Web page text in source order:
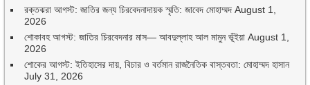
রক্তঝরা আগস্ট: জাতির জন্য চিরবেদনাদায়ক স্মৃতি: জাবেদ মোহাম্মদ August 1,
2026
শোকাবহ আগস্ট: জাতির চিরবেদনার মাস— আবদুল্লাহ আল মামুন ভূঁইয়া August 1,
2026
শোকের আগস্ট: ইতিহাসের দায়, বিচার ও বর্তমান রাজনৈতিক বাস্তবতা: মোহাম্মদ হাসান
July 31, 2026